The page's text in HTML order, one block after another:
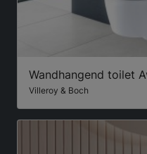
Wandhangend toilet
Villeroy & Boch